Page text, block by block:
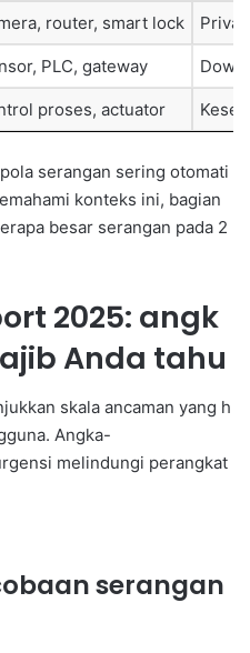
router, smart lock
PLC, gateway
proses, actuator
serangan sering otomati
konteks ini, bagian
besar serangan pada 2
2025: angk
Anda tahu
skala ancaman yang h
Angka-
melindungi perangkat
serangan